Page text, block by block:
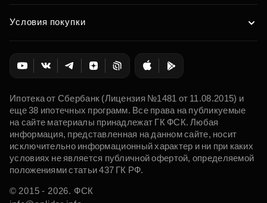
Условия покупки
Ипотека от Сбербанк (Лицензия №1481 от 11.08.2015) и
еще 38 ипотечных программ. Все права на публикуемые
на сайте материалы принадлежат ГК ФСК. Любая
информация, представленная на данном сайте, носит
исключительно информационный характер и ни при каких
условиях не является публичной офертой, определяемой
положениями статьи 437 ГК РФ.
© 2015 - 2026. ФСК